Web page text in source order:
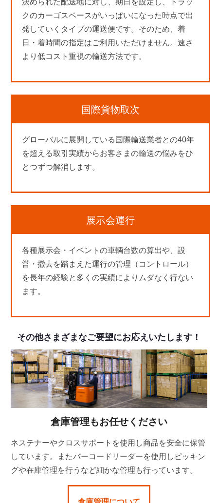
クのカーゴスペースがいっぱいになった時点で出
発していくタイプの運送便です。そのため、着
日・着時間の指定はご利用いただけません。速さ
より低コスト重視の輸送方法です。
国際貨物取次
グローバルに展開している国際輸送業者との40年
を超える取引実績からお客さまの輸送の悩みをひ
とつずつ解消します。
展示会運行
各種展示会・イベントの車輌台数の算出や、設
営・撤去を踏まえた運行の管理（コントロール）
を長年の経験と多くの実績によりムダなく行ない
ます。
その他さまざまなご要望にお応えいたします！
倉庫管理もお任せください
ネステナーやクロスサポートを使用し商品を安全に保管
しています。またバーコードリーダーを使用しピッキン
グや在庫管理を行うなど細かな管理も行っています。